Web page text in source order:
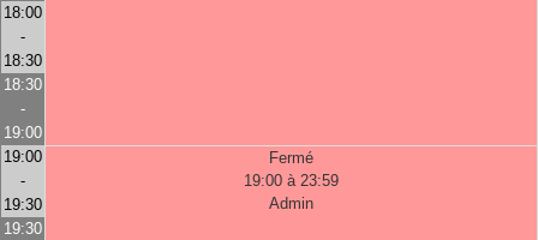
18:00
-
18:30
18:30
-
19:00
19:00
-
19:30
Fermé
19:00 à 23:59
Admin
19:30